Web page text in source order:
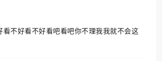
不好看不好看吧看吧你不理我我就不会这